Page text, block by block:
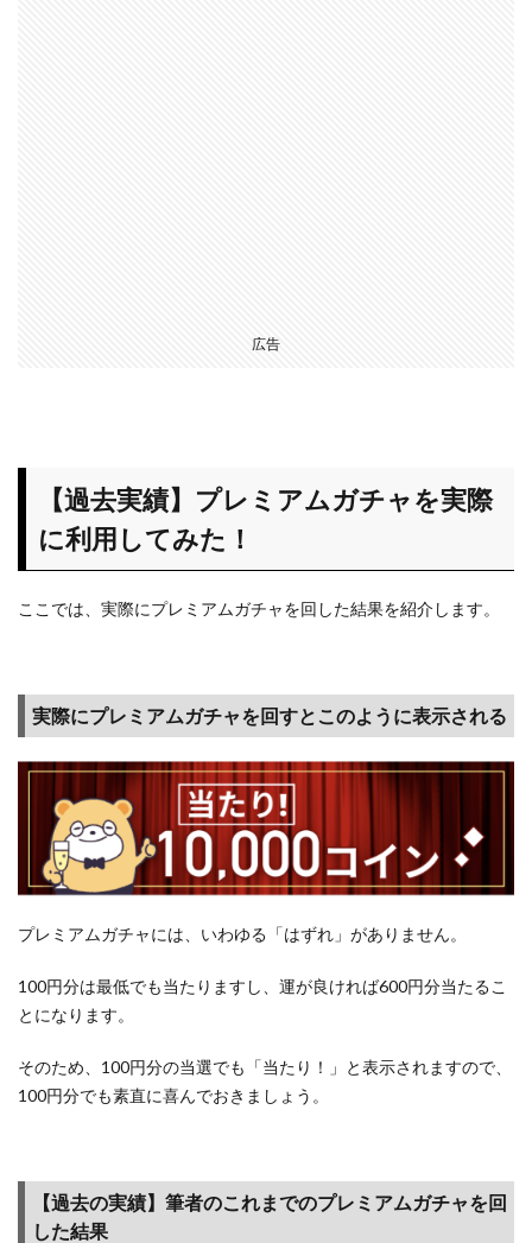
広告
【過去実績】プレミアムガチャを実際
に利用してみた！
ここでは、実際にプレミアムガチャを回した結果を紹介します。
実際にプレミアムガチャを回すとこのように表示される
プレミアムガチャには、いわゆる「はずれ」がありません。
100円分は最低でも当たりますし、運が良ければ600円分当たるこ
とになります。
そのため、100円分の当選でも「当たり！」と表示されますので、
100円分でも素直に喜んでおきましょう。
【過去の実績】筆者のこれまでのプレミアムガチャを回
した結果